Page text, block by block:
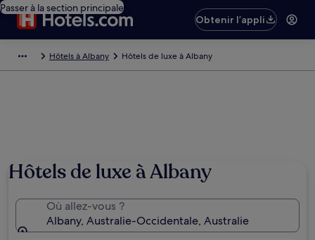
Passer à la section principale
Obtenir l’appli
Hôtels à Albany Hôtels de luxe à Albany
Hôtels de luxe à Albany
Où allez-vous ?
Albany, Australie-Occidentale, Australie